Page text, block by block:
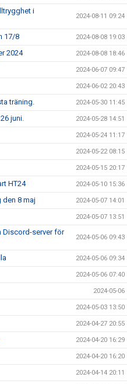
i
2024-08-11 09:24
17/8 2024-08-08 19:03
2024 2024-08-08 18:46
2024-06-07 09:47
2024-06-02 20:43
träning. 2024-05-30 11:45
juni. 2024-05-28 14:51
2024-05-24 11:17
2024-05-22 08:15
2024-05-15 20:17
HT24 2024-05-10 15:36
den 8 maj 2024-05-07 14:01
2024-05-07 13:51
Discord-server för
2024-05-06 09:43
2024-05-06 09:34
2024-05-06 07:40
2024-05-06
2024-05-03 13:50
2024-04-27 20:55
2024-04-20 16:29
2024-04-20 16:20
2024-04-14 20:11